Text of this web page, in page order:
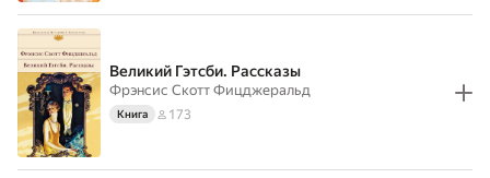
Великий Гэтсби. Рассказы
Фрэнсис Скотт Фицджеральд
Книга 173